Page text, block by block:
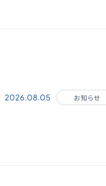
2026.08.05 お知らせ